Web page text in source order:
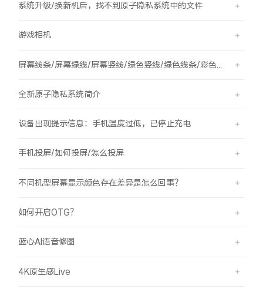
系统升级/换新机后，找不到原子隐私系统中的文件
游戏相机
全新原子隐私系统简介
设备出现提示信息：手机温度过低，已停止充电
手机投屏/如何投屏/怎么投屏
不同机型屏幕显示颜色存在差异是怎么回事？
如何开启OTG？
蓝心AI语音修图
4K原生感Live